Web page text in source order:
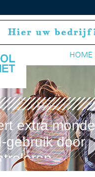
HOME
extra
gebruik door